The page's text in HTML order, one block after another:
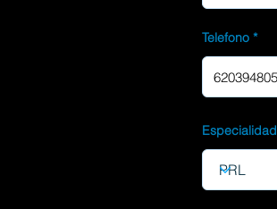
Telefono
Especialidad